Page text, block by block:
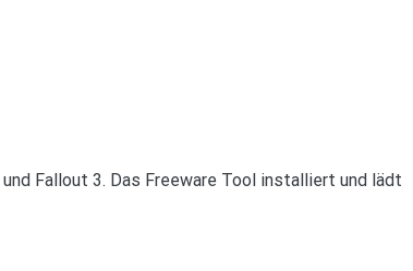
Fallout 3. Das Freeware Tool installiert und lädt